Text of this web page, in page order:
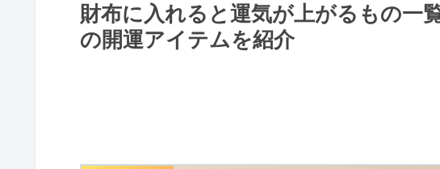
財布に入れると運気が上がるもの一
の開運アイテムを紹介